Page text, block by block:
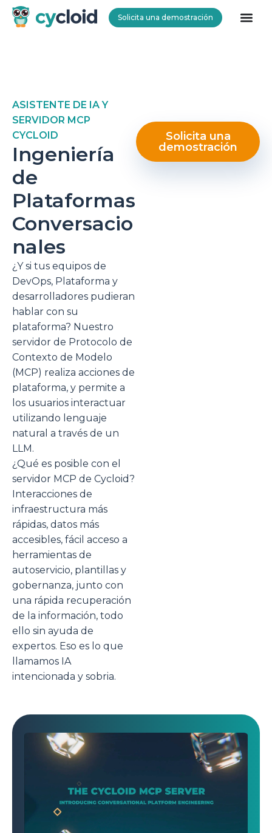
Solicita una demostración
ASISTENTE DE IA Y
SERVIDOR MCP
CYCLOID
Ingeniería
de
Plataformas
Conversacio
nales
¿Y si tus equipos de
DevOps, Plataforma y
desarrolladores pudieran
hablar con su
plataforma? Nuestro
servidor de Protocolo de
Contexto de Modelo
(MCP) realiza acciones de
plataforma, y permite a
los usuarios interactuar
utilizando lenguaje
natural a través de un
LLM.
¿Qué es posible con el
servidor MCP de Cycloid?
Interacciones de
infraestructura más
rápidas, datos más
accesibles, fácil acceso a
herramientas de
autoservicio, plantillas y
gobernanza, junto con
una rápida recuperación
de la información, todo
ello sin ayuda de
expertos. Eso es lo que
llamamos IA
intencionada y sobria.
Solicita una
demostración